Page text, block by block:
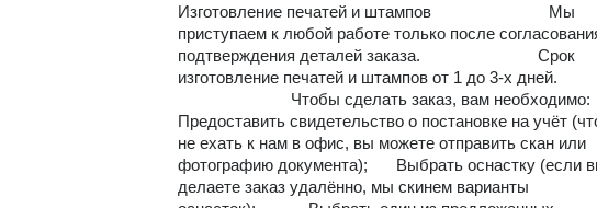
Изготовление печатей и штампов ⠀⠀⠀⠀⠀⠀⠀⠀⠀ Мы
приступаем к любой работе только после
подтверждения деталей заказа. ⠀⠀⠀⠀⠀⠀⠀⠀⠀ Срок
изготовление печатей и штампов от 1 до 3-х дней.
⠀⠀⠀⠀⠀⠀⠀⠀⠀ Чтобы сделать заказ, вам необходимо:
Предоставить свидетельство о постановке на учёт
не ехать к нам в офис, вы можете отправить скан или
фотографию документа);⠀⠀ Выбрать оснастку (если
делаете заказ удалённо, мы скинем варианты